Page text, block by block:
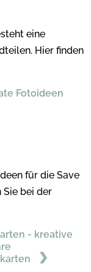
eine
Hier finden
Fotoideen
für die Save
Sie bei der
- kreative